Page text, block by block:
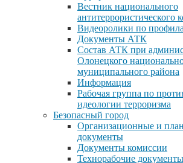
Вестник национального
антитеррористического
Видеоролики по
Документы АТК
Состав АТК при
Олонецкого
муниципального района
Информация
Рабочая группа по
идеологии терроризма
Безопасный город
Организационные и
документы
Документы комиссии
Технорабочие документы